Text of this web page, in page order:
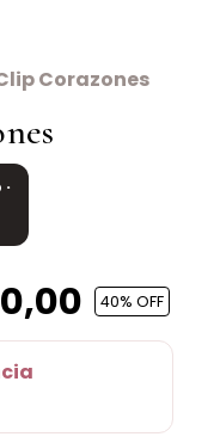
Corazones
40% OFF